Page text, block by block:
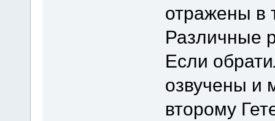
отражены в
Различные
Если
озвучены и
второму